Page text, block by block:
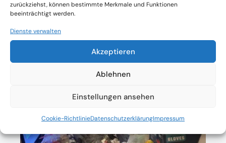
zurückziehst, können bestimmte Merkmale und Funktionen
beeinträchtigt werden.
Dienste verwalten
Akzeptieren
Ablehnen
Einstellungen ansehen
Cookie-RichtlinieDatenschutzerklärungImpressum